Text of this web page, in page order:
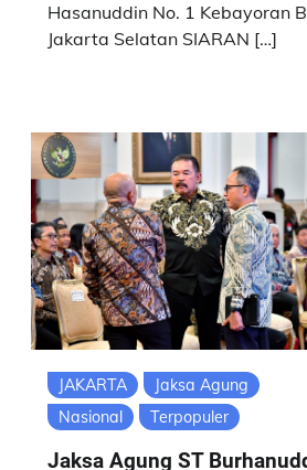
Hasanuddin No. 1 Kebayoran
Jakarta Selatan SIARAN […]
JAKARTA
Jaksa Agung
Nasional
Terpopuler
Jaksa Agung ST